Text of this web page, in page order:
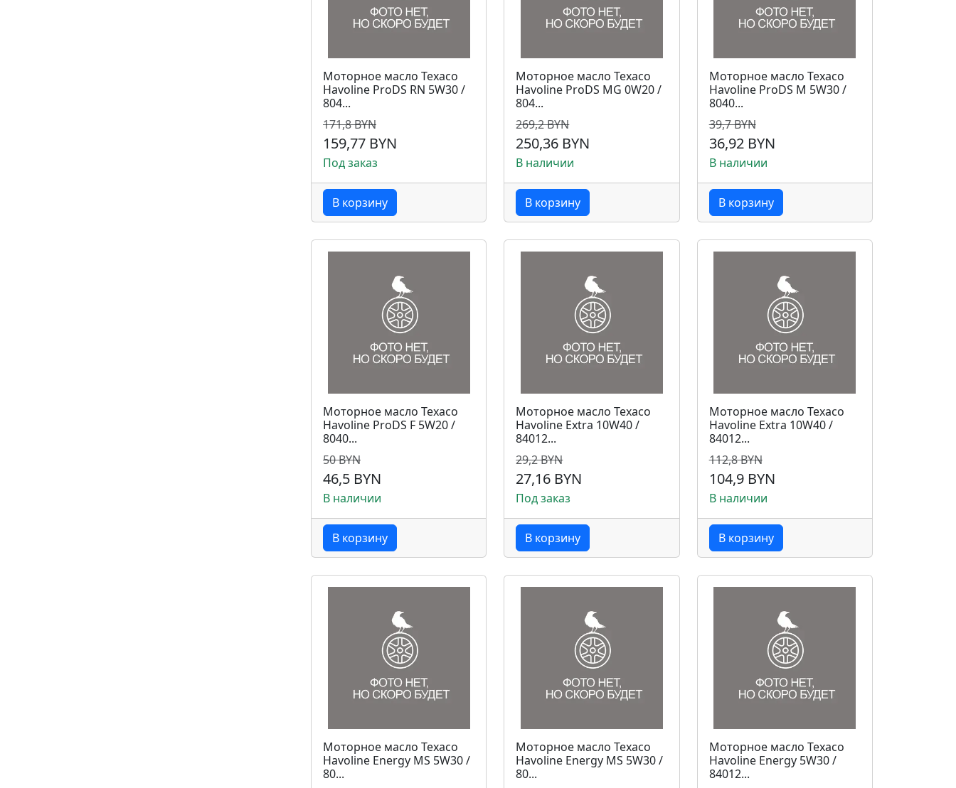
Моторное масло Texaco
Havoline ProDS RN 5W30 /
804...
171,8 BYN
159,77 BYN
Под заказ
В корзину
Моторное масло Texaco
Havoline ProDS MG 0W20 /
804...
269,2 BYN
250,36 BYN
В наличии
В корзину
Моторное масло Texaco
Havoline ProDS M 5W30 /
8040...
39,7 BYN
36,92 BYN
В наличии
В корзину
Моторное масло Texaco
Havoline ProDS F 5W20 /
8040...
50 BYN
46,5 BYN
В наличии
В корзину
Моторное масло Texaco
Havoline Extra 10W40 /
84012...
29,2 BYN
27,16 BYN
Под заказ
В корзину
Моторное масло Texaco
Havoline Extra 10W40 /
84012...
112,8 BYN
104,9 BYN
В наличии
В корзину
Моторное масло Texaco
Havoline Energy MS 5W30 /
80...
Моторное масло Texaco
Havoline Energy MS 5W30 /
80...
Моторное масло Texaco
Havoline Energy 5W30 /
84012...